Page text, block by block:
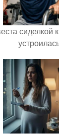
сиделкой